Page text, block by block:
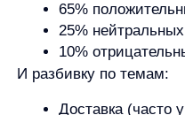
Вы загружаете данные за
спрашиваете:
«Какие продажи будут в
с учётом сезонности